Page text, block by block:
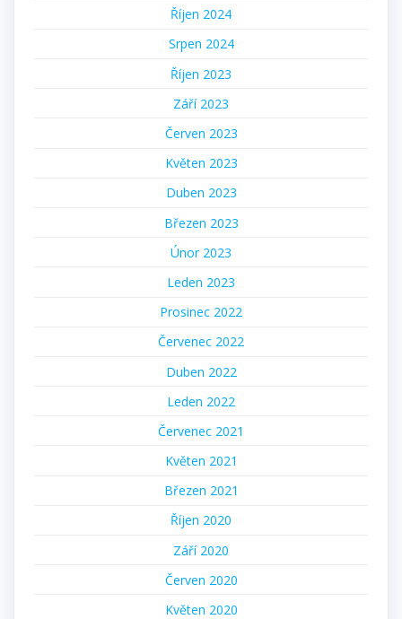
Říjen 2024
Srpen 2024
Říjen 2023
Září 2023
Červen 2023
Květen 2023
Duben 2023
Březen 2023
Únor 2023
Leden 2023
Prosinec 2022
Červenec 2022
Duben 2022
Leden 2022
Červenec 2021
Květen 2021
Březen 2021
Říjen 2020
Září 2020
Červen 2020
Květen 2020